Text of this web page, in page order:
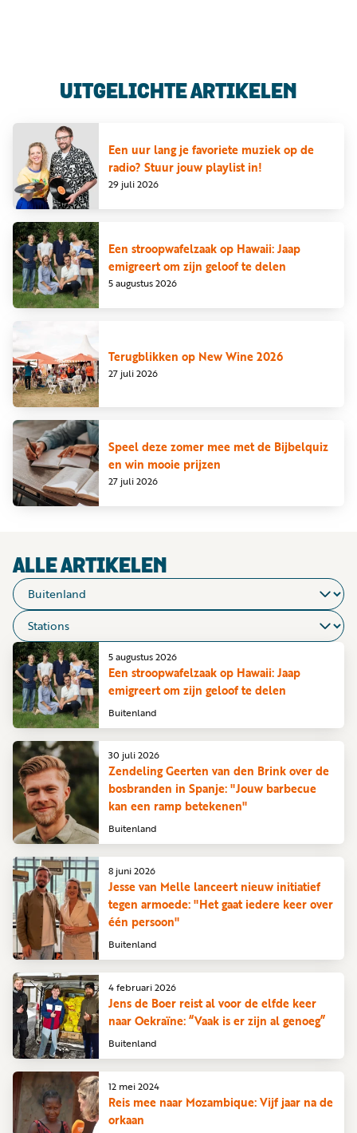
UITGELICHTE ARTIKELEN
29 juli 2026
Een uur lang je favoriete muziek op de
radio? Stuur jouw playlist in!
5 augustus 2026
Een stroopwafelzaak op Hawaii: Jaap
emigreert om zijn geloof te delen
27 juli 2026
Terugblikken op New Wine 2026
27 juli 2026
Speel deze zomer mee met de Bijbelquiz
en win mooie prijzen
ALLE ARTIKELEN
Buitenland
Een stroopwafelzaak op Hawaii: Jaap
emigreert om zijn geloof te delen
5 augustus 2026
Buitenland
Zendeling Geerten van den Brink over de
bosbranden in Spanje: "Jouw barbecue
kan een ramp betekenen"
30 juli 2026
Buitenland
Jesse van Melle lanceert nieuw initiatief
tegen armoede: "Het gaat iedere keer over
één persoon"
8 juni 2026
Buitenland
Jens de Boer reist al voor de elfde keer
naar Oekraïne: “Vaak is er zijn al genoeg”
4 februari 2026
Reis mee naar Mozambique: Vijf jaar na de
orkaan
12 mei 2024
Podcasts
Muziek
Artikelen
Kanalen
Steun
onze
missie
Info
Word
nu
vriend
Businessclub
Adverteren
Winkel
Privacy
reglement
Algemene
voorwaarden